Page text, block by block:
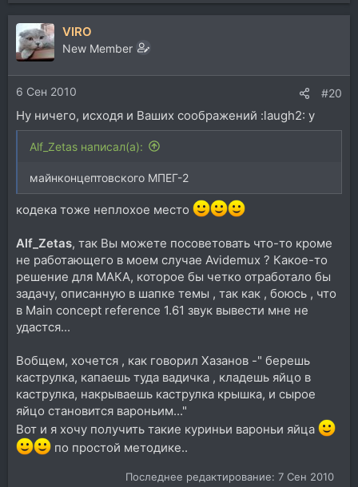
VIRO
New Member
6 Сен 2010 #20
Ну ничего, исходя и Ваших соображений :laugh2: у
Alf_Zetas написал(а):
майнконцептовского МПЕГ-2
кодека тоже неплохое место
Alf_Zetas, так Вы можете посоветовать что-то кроме
не работающего в моем случае Avidemux ? Какое-то
решение для МАКА, которое бы четко отработало бы
задачу, описанную в шапке темы , так как , боюсь , что
в Main concept reference 1.61 звук вывести мне не
удастся...
Вобщем, хочется , как говорил Хазанов -" берешь
каструлка, капаешь туда вадичка , кладешь яйцо в
каструлка, накрываешь каструлка крышка, и сырое
яйцо становится вароньим..."
Вот и я хочу получить такие куриньи вароньи яйца
по простой методике..
Последнее редактирование: 7 Сен 2010